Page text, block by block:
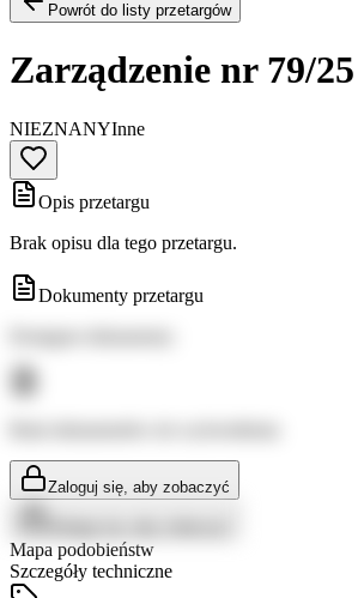
Powrót do listy przetargów
Zarządzenie nr 79/25
NIEZNANYInne
Opis przetargu
Brak opisu dla tego przetargu.
Dokumenty przetargu
Zaloguj się, aby zobaczyć
Mapa podobieństw
Szczegóły techniczne